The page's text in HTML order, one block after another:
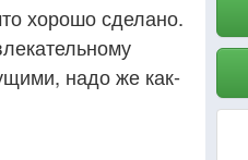
хорошо сделано.
надо же как-